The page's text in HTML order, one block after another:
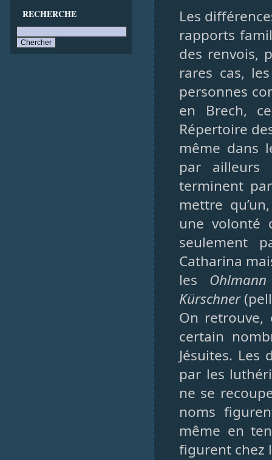
RECHERCHE
Les
rapports
des renvois,
rares cas,
personnes
en Brech,
Répertoire
même dans
par ailleurs
terminent
mettre
une volonté
seulement
Catharina
les Ohlmann
Kürschner
On retrouve,
certain
Jésuites.
par les
ne se
noms
même en
figurent chez